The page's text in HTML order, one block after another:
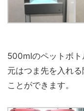
500mlのペットボト
元はつま先を入れ
ことができます。